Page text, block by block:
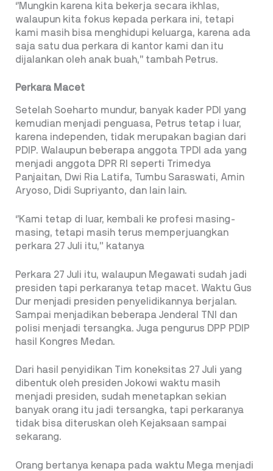
‘’Mungkin karena kita bekerja secara ikhlas,
walaupun kita fokus kepada perkara ini, tetapi
kami masih bisa menghidupi keluarga, karena ada
saja satu dua perkara di kantor kami dan itu
dijalankan oleh anak buah,’’ tambah Petrus.
Perkara Macet
Setelah Soeharto mundur, banyak kader PDI yang
kemudian menjadi penguasa, Petrus tetap i luar,
karena independen, tidak merupakan bagian dari
PDIP. Walaupun beberapa anggota TPDI ada yang
menjadi anggota DPR RI seperti Trimedya
Panjaitan, Dwi Ria Latifa, Tumbu Saraswati, Amin
Aryoso, Didi Supriyanto, dan lain lain.
‘’Kami tetap di luar, kembali ke profesi masing-
masing, tetapi masih terus memperjuangkan
perkara 27 Juli itu,” katanya
Perkara 27 Juli itu, walaupun Megawati sudah jadi
presiden tapi perkaranya tetap macet. Waktu Gus
Dur menjadi presiden penyelidikannya berjalan.
Sampai menjadikan beberapa Jenderal TNI dan
polisi menjadi tersangka. Juga pengurus DPP PDIP
hasil Kongres Medan.
Dari hasil penyidikan Tim koneksitas 27 Juli yang
dibentuk oleh presiden Jokowi waktu masih
menjadi presiden, sudah menetapkan sekian
banyak orang itu jadi tersangka, tapi perkaranya
tidak bisa diteruskan oleh Kejaksaan sampai
sekarang.
Orang bertanya kenapa pada waktu Mega menjadi